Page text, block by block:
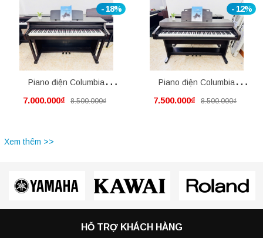
- 18%
Piano điện Columbia
EP1350
7.000.000₫ 8.500.000₫
- 12%
Piano điện Columbia
EP5500
7.500.000₫ 8.500.000₫
Xem thêm >>
HỖ TRỢ KHÁCH HÀNG